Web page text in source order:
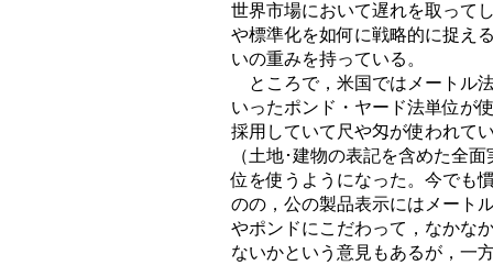
世界市場において遅れを取って
や標準化を如何に戦略的に捉え
いの重みを持っている。
ところで，米国ではメートル
いったポンド・ヤード法単位が
採用していて尺や匁が使われて
（土地･建物の表記を含めた全
位を使うようになった。今でも
のの，公の製品表示にはメート
やポンドにこだわって，なかな
ないかという意見もあるが，一